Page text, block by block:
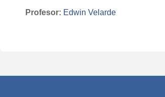
Profesor: Edwin Velarde